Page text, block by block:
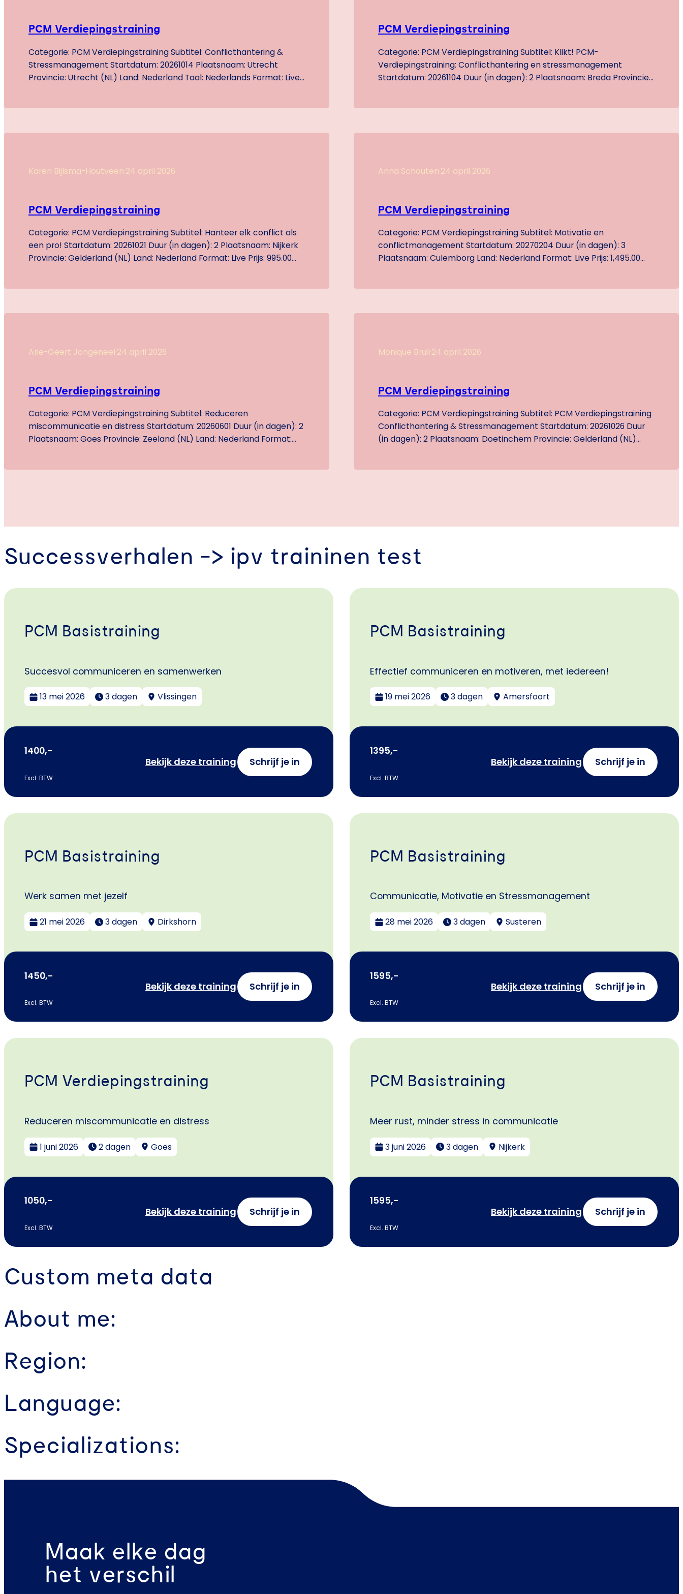
PCM Verdiepingstraining
Categorie: PCM Verdiepingstraining Subtitel: Conflicthantering &
Stressmanagement Startdatum: 20261014 Plaatsnaam: Utrecht
Provincie: Utrecht (NL) Land: Nederland Taal: Nederlands Format: Live
PCM Verdiepingstraining
Categorie: PCM Verdiepingstraining Subtitel: Klikt! PCM-
Verdiepingstraining: Conflicthantering en stressmanagement
Startdatum: 20261104 Duur (in dagen): 2 Plaatsnaam: Breda Provincie:
Karen Bijlsma-Houtveen·24 april 2026
PCM Verdiepingstraining
Categorie: PCM Verdiepingstraining Subtitel: Hanteer elk conflict als
een pro! Startdatum: 20261021 Duur (in dagen): 2 Plaatsnaam: Nijkerk
Provincie: Gelderland (NL) Land: Nederland Format: Live Prijs: 995.00
Anna Schouten·24 april 2026
PCM Verdiepingstraining
Categorie: PCM Verdiepingstraining Subtitel: Motivatie en
conflictmanagement Startdatum: 20270204 Duur (in dagen): 3
Plaatsnaam: Culemborg Land: Nederland Format: Live Prijs: 1,495.00
Arie-Geert Jongeneel·24 april 2026
PCM Verdiepingstraining
Categorie: PCM Verdiepingstraining Subtitel: Reduceren
miscommunicatie en distress Startdatum: 20260601 Duur (in dagen): 2
Plaatsnaam: Goes Provincie: Zeeland (NL) Land: Nederland Format:
Monique Bruil·24 april 2026
PCM Verdiepingstraining
Categorie: PCM Verdiepingstraining Subtitel: PCM Verdiepingstraining
Conflicthantering & Stressmanagement Startdatum: 20261026 Duur
(in dagen): 2 Plaatsnaam: Doetinchem Provincie: Gelderland (NL)
Successverhalen -> ipv traininen test
PCM Basistraining
Succesvol communiceren en samenwerken
13 mei 2026 3 dagen Vlissingen
1400,-
Excl. BTW
Bekijk deze training Schrijf je in
PCM Basistraining
Effectief communiceren en motiveren, met iedereen!
19 mei 2026 3 dagen Amersfoort
1395,-
Excl. BTW
Bekijk deze training Schrijf je in
PCM Basistraining
Werk samen met jezelf
21 mei 2026 3 dagen Dirkshorn
1450,-
Excl. BTW
Bekijk deze training Schrijf je in
PCM Basistraining
Communicatie, Motivatie en Stressmanagement
28 mei 2026 3 dagen Susteren
1595,-
Excl. BTW
Bekijk deze training Schrijf je in
PCM Verdiepingstraining
Reduceren miscommunicatie en distress
1 juni 2026 2 dagen Goes
1050,-
Excl. BTW
Bekijk deze training Schrijf je in
PCM Basistraining
Meer rust, minder stress in communicatie
3 juni 2026 3 dagen Nijkerk
1595,-
Excl. BTW
Bekijk deze training Schrijf je in
Custom meta data
About me:
Region:
Language:
Specializations:
Maak elke dag
het verschil